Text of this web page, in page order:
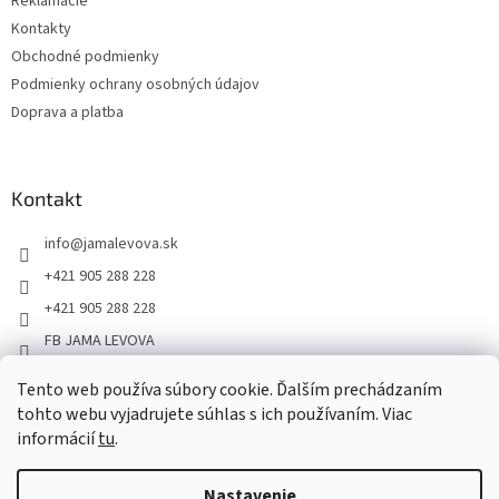
Tento web používa súbory cookie. Ďalším prechádzaním
tohto webu vyjadrujete súhlas s ich používaním. Viac
informáciítu.
Kontakty
Obchodné podmienky
Podmienky ochrany osobných údajov
Doprava a platba
Kontakt
info@jamalevova.sk
+421 905 288 228
+421 905 288 228
FB JAMA LEVOVA
JamaLevova
+421905288228